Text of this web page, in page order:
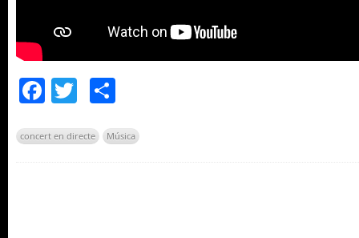
Facebook
Twitter
concert en directe Música